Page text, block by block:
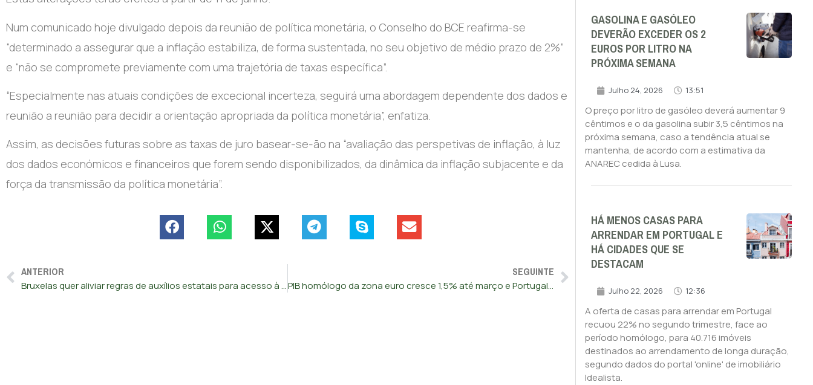
Num comunicado hoje divulgado depois da reunião de política monetária, o Conselho do BCE reafirma-se
“determinado a assegurar que a inflação estabiliza, de forma sustentada, no seu objetivo de médio prazo de 2%”
e “não se compromete previamente com uma trajetória de taxas específica”.
“Especialmente nas atuais condições de excecional incerteza, seguirá uma abordagem dependente dos dados e
reunião a reunião para decidir a orientação apropriada da política monetária”, enfatiza.
Assim, as decisões futuras sobre as taxas de juro basear-se-ão na “avaliação das perspetivas de inflação, à luz
dos dados económicos e financeiros que forem sendo disponibilizados, da dinâmica da inflação subjacente e da
força da transmissão da política monetária”.
ANTERIOR
Bruxelas quer aliviar regras de auxílios estatais para acesso à habitação acessível
SEGUINTE
PIB homólogo da zona euro cresce 1,5% até março e Portugal tem 3.º maior recuo em cadeia
GASOLINA E GASÓLEO
DEVERÃO EXCEDER OS 2
EUROS POR LITRO NA
PRÓXIMA SEMANA
Julho 24, 2026 13:51
O preço por litro de gasóleo deverá aumentar 9
cêntimos e o da gasolina subir 3,5 cêntimos na
próxima semana, caso a tendência atual se
mantenha, de acordo com a estimativa da
ANAREC cedida à Lusa.
HÁ MENOS CASAS PARA
ARRENDAR EM PORTUGAL E
HÁ CIDADES QUE SE
DESTACAM
Julho 22, 2026 12:36
A oferta de casas para arrendar em Portugal
recuou 22% no segundo trimestre, face ao
período homólogo, para 40.716 imóveis
destinados ao arrendamento de longa duração,
segundo dados do portal 'online' de imobiliário
Idealista.